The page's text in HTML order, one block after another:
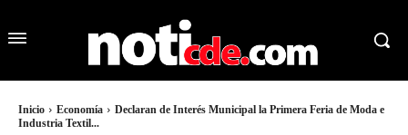
Inicio Economía
Declaran de Interés Municipal la Primera Feria de Moda e
Industria Textil...